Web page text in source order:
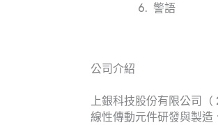
警語
公司介紹
上銀科技股份有限公司
線性傳動元件研發與製造